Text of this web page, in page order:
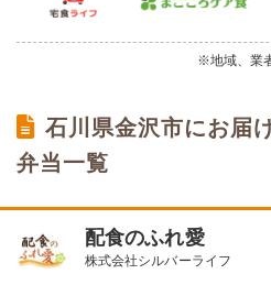
※地域、業
石川県金沢市にお届
弁当一覧
配食のふれ愛
株式会社シルバーライフ